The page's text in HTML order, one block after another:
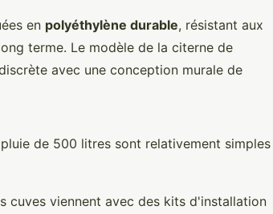
en polyéthylène durable, résistant aux
terme. Le modèle de la citerne de
avec une conception murale de
de 500 litres sont relativement simples
cuves viennent avec des kits d'installation